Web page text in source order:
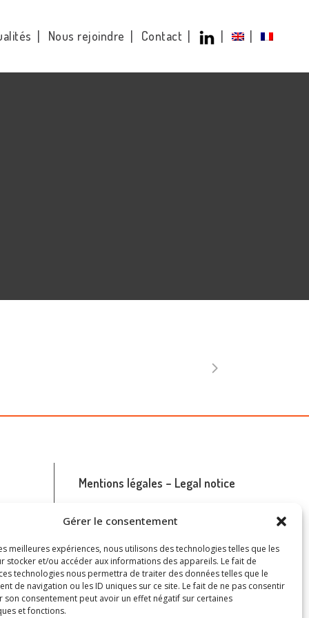
Gérer le consentement
meilleures expériences, nous utilisons des technologies telles que les
stocker et/ou accéder aux informations des appareils. Le fait de
technologies nous permettra de traiter des données telles que le
de navigation ou les ID uniques sur ce site. Le fait de ne pas consentir
son consentement peut avoir un effet négatif sur certaines
et fonctions.
Nous rejoindre Contact
Mentions légales – Legal notice